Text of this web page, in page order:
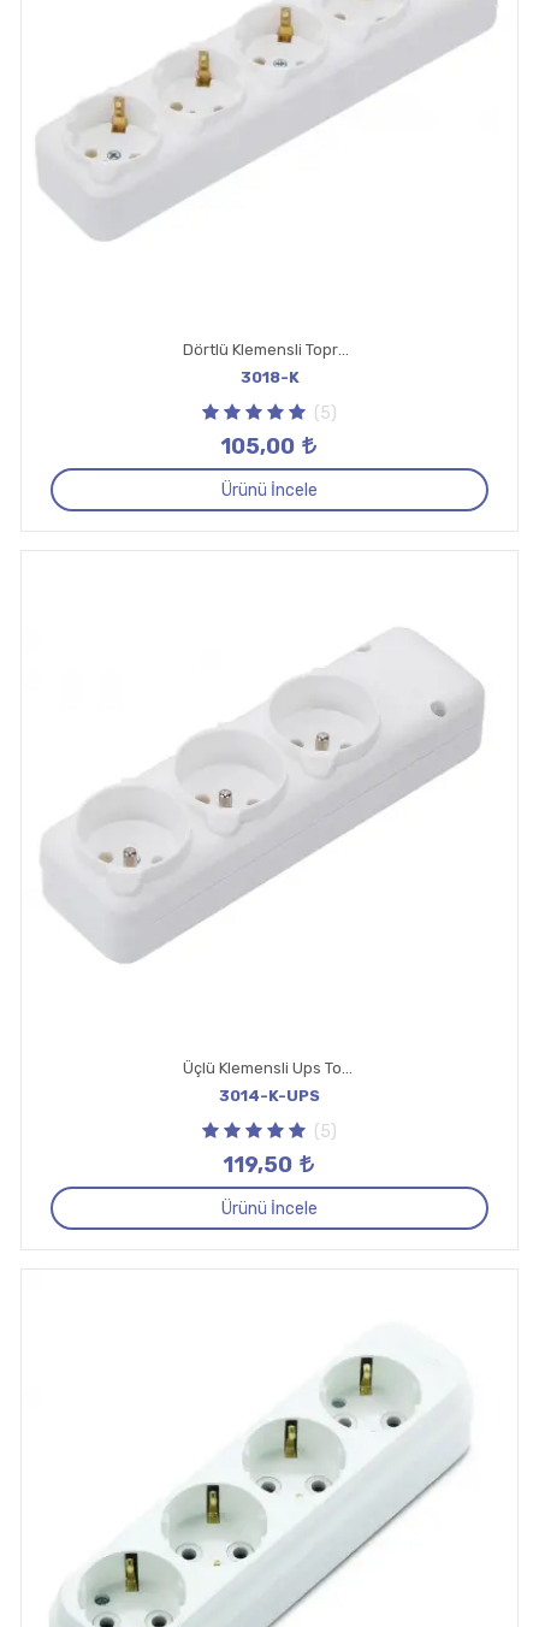
Dörtlü Klemensli Topraklı Priz
3018-K
(5)
105,00
Ürünü İncele
Üçlü Klemensli Ups Topraklı Priz
3014-K-UPS
(5)
119,50
Ürünü İncele